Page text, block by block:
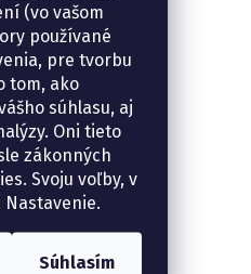
(vo vašom
používané
pre tvorbu
tom, ako
súhlasu, aj
Oni tieto
zákonných
Svoju voľby, v
Súhlasím